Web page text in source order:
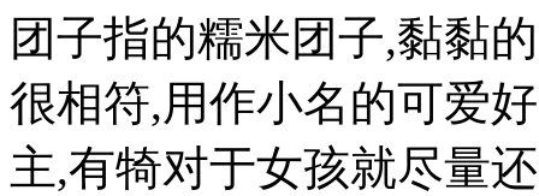
团子指的糯米团子,黏黏
很相符,用作小名的可爱
主,有犄对于女孩就尽量